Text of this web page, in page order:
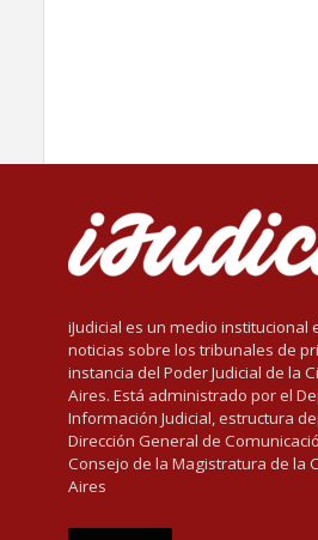
iJudicial es un medio institucional
noticias sobre los tribunales de
instancia del Poder Judicial de la
Aires. Está administrado por el
Información Judicial, estructura
Dirección General de
Consejo de la Magistratura de la
Aires